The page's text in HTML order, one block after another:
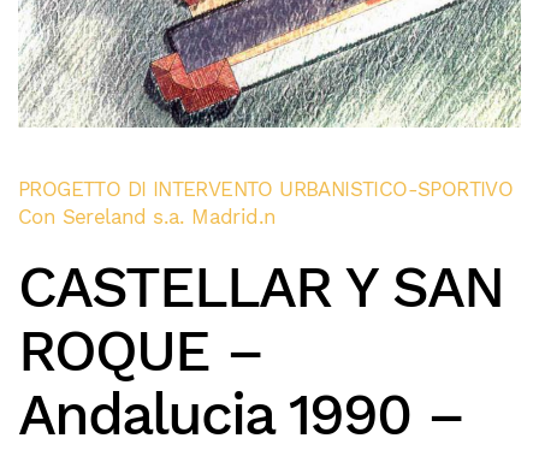
PROGETTO DI INTERVENTO URBANISTICO-SPORTIVO
Con Sereland s.a. Madrid.n
CASTELLAR Y SAN
ROQUE –
Andalucia 1990 –